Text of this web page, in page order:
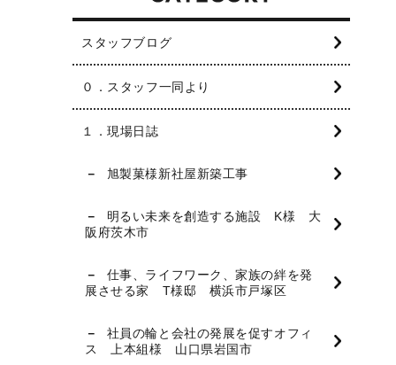
スタッフブログ
０．スタッフ一同より
１．現場日誌
旭製菓様新社屋新築工事
明るい未来を創造する施設 K様 大
阪府茨木市
仕事、ライフワーク、家族の絆を発
展させる家 T様邸 横浜市戸塚区
社員の輪と会社の発展を促すオフィ
ス 上本組様 山口県岩国市